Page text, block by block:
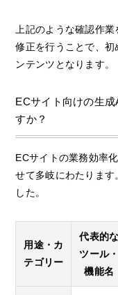
上記のような確認作業
修正を行うことで、
ンテンツとなります。
ECサイト向けの生
すか？
ECサイトの業務効率
せて多岐にわたります
した。
用途・カ
テゴリー
代表的な
ツール・
機能名